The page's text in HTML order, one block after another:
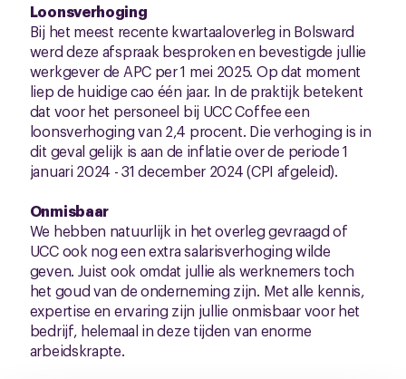
Loonsverhoging
Bij het meest recente kwartaaloverleg in Bolsward
werd deze afspraak besproken en bevestigde jullie
werkgever de APC per 1 mei 2025. Op dat moment
liep de huidige cao één jaar. In de praktijk betekent
dat voor het personeel bij UCC Coffee een
loonsverhoging van 2,4 procent. Die verhoging is in
dit geval gelijk is aan de inflatie over de periode 1
januari 2024 - 31 december 2024 (CPI afgeleid).
Onmisbaar
We hebben natuurlijk in het overleg gevraagd of
UCC ook nog een extra salarisverhoging wilde
geven. Juist ook omdat jullie als werknemers toch
het goud van de onderneming zijn. Met alle kennis,
expertise en ervaring zijn jullie onmisbaar voor het
bedrijf, helemaal in deze tijden van enorme
arbeidskrapte.